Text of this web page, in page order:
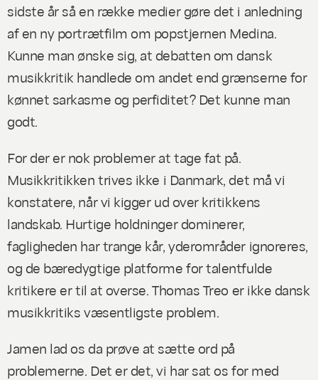
sidste år så en række medier gøre det i anledning
af en ny portrætfilm om popstjernen Medina.
Kunne man ønske sig, at debatten om dansk
musikkritik handlede om andet end grænserne for
kønnet sarkasme og perfiditet? Det kunne man
godt.
For der er nok problemer at tage fat på.
Musikkritikken trives ikke i Danmark, det må vi
konstatere, når vi kigger ud over kritikkens
landskab. Hurtige holdninger dominerer,
fagligheden har trange kår, yderområder ignoreres,
og de bæredygtige platforme for talentfulde
kritikere er til at overse. Thomas Treo er ikke dansk
musikkritiks væsentligste problem.
Jamen lad os da prøve at sætte ord på
problemerne. Det er det, vi har sat os for med